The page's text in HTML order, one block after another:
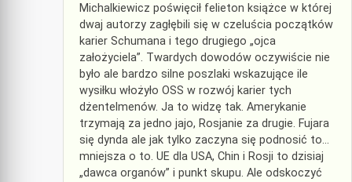
Michalkiewicz poświęcił felieton książce w której
dwaj autorzy zagłębili się w czeluścia początków
karier Schumana i tego drugiego „ojca
założyciela”. Twardych dowodów oczywiście nie
było ale bardzo silne poszlaki wskazujące ile
wysiłku włożyło OSS w rozwój karier tych
dżentelmenów. Ja to widzę tak. Amerykanie
trzymają za jedno jajo, Rosjanie za drugie. Fujara
się dynda ale jak tylko zaczyna się podnosić to…
mniejsza o to. UE dla USA, Chin i Rosji to dzisiaj
„dawca organów” i punkt skupu. Ale odskoczyć